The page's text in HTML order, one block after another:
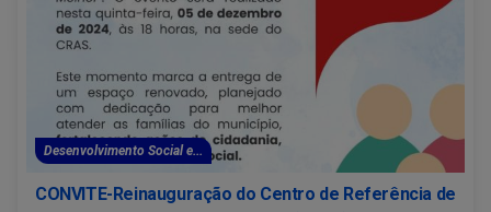
Desenvolvimento Social e...
CONVITE-Reinauguração do Centro de Referência de